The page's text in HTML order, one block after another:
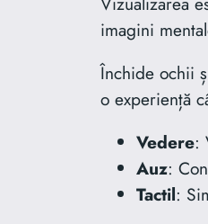
imagini
Închide ochii
o experiență
Vedere:
Auz:
Tactil: